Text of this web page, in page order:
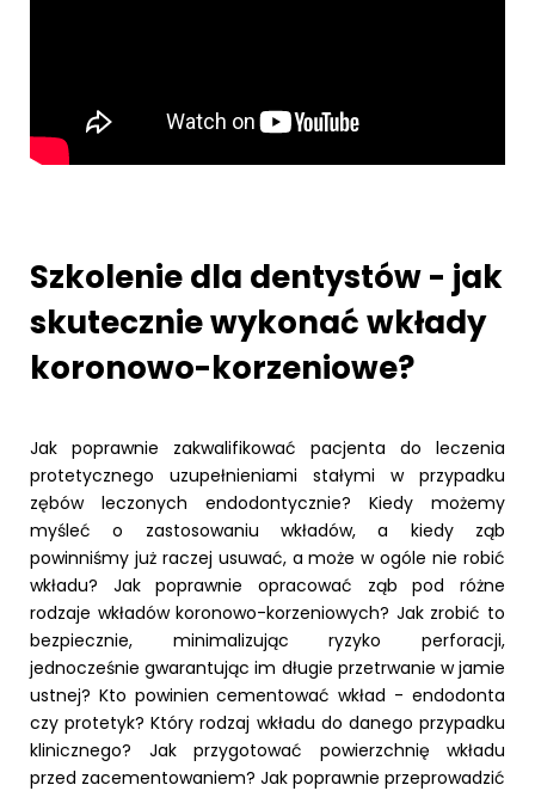
Szkolenie dla dentystów - jak
skutecznie wykonać wkłady
koronowo-korzeniowe?
Jak poprawnie zakwalifikować pacjenta do leczenia
protetycznego uzupełnieniami stałymi w przypadku
zębów leczonych endodontycznie? Kiedy możemy
myśleć o zastosowaniu wkładów, a kiedy ząb
powinniśmy już raczej usuwać, a może w ogóle nie robić
wkładu? Jak poprawnie opracować ząb pod różne
rodzaje wkładów koronowo-korzeniowych? Jak zrobić to
bezpiecznie, minimalizując ryzyko perforacji,
jednocześnie gwarantując im długie przetrwanie w jamie
ustnej? Kto powinien cementować wkład - endodonta
czy protetyk? Który rodzaj wkładu do danego przypadku
klinicznego? Jak przygotować powierzchnię wkładu
przed zacementowaniem? Jak poprawnie przeprowadzić